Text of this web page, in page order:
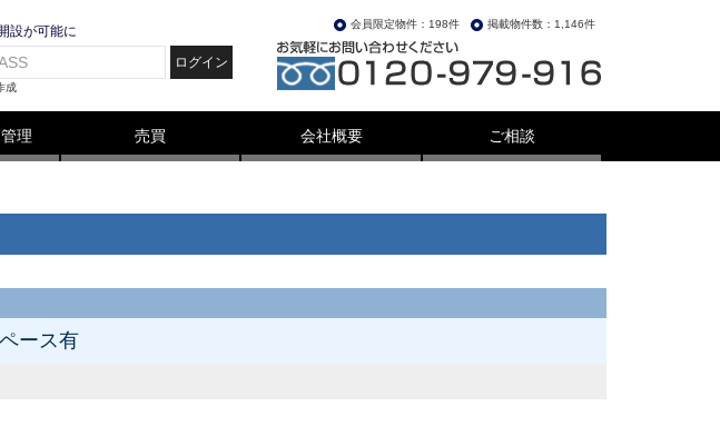
設が可能に
ログイン
成
掲載物件数：1,146件
会員限定物件：198件
理 売買 会社概要 ご相談
ース有